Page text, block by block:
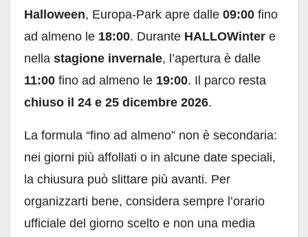
Halloween, Europa-Park apre dalle 09:00 fino
ad almeno le 18:00. Durante HALLOWinter e
nella stagione invernale, l’apertura è dalle
11:00 fino ad almeno le 19:00. Il parco resta
chiuso il 24 e 25 dicembre 2026.
La formula “fino ad almeno” non è secondaria:
nei giorni più affollati o in alcune date speciali,
la chiusura può slittare più avanti. Per
organizzarti bene, considera sempre l’orario
ufficiale del giorno scelto e non una media